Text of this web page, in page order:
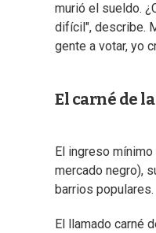
murió el sueldo.
difícil", describe.
gente a votar, yo
El carné de
El ingreso
mercado negro),
barrios populares.
El llamado carné